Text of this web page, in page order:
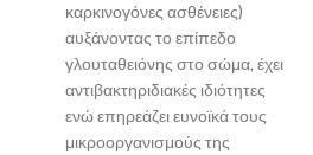
καρκινογόνες ασθένειες)
αυξάνοντας το επίπεδο
γλουταθειόνης στο σώμα, έχει
αντιβακτηριδιακές ιδιότητες
ενώ επηρεάζει ευνοϊκά τους
μικροοργανισμούς της